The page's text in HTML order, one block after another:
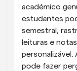
académico
estudantes
semestral,
leituras e
pode fazer